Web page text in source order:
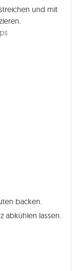
und mit
backen.
abkühlen lassen.